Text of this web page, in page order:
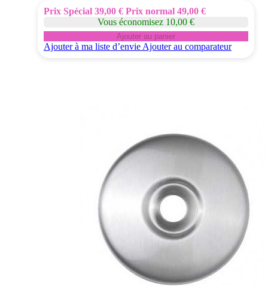
Prix Spécial 39,00 € Prix normal 49,00 €
Vous économisez 10,00 €
Ajouter au panier
Ajouter à ma liste d’envie Ajouter au comparateur